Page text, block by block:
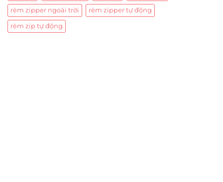
rèm zipper ngoài trời rèm zipper tự động
rèm zip tự động